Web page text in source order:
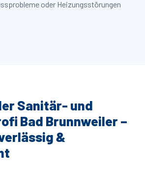
oder Heizungsstörungen
Sanitär- und
Bad Brunnweiler –
&